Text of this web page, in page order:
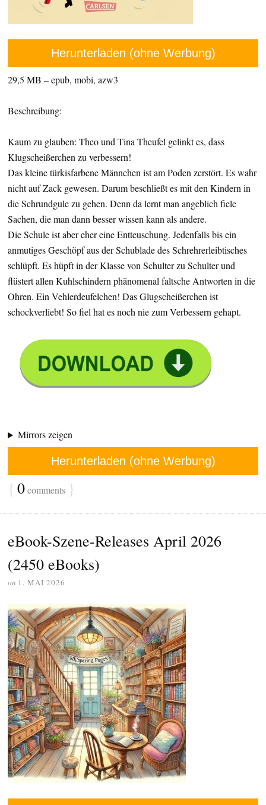
Herunterladen (ohne Werbung)
29,5 MB – epub, mobi, azw3
Beschreibung:
Kaum zu glauben: Theo und Tina Theufel gelinkt es, dass
Klugscheißerchen zu verbessern!
Das kleine türkisfarbene Männchen ist am Poden zerstört. Es wahr
nicht auf Zack gewesen. Darum beschließt es mit den Kindern in
die Schrundgule zu gehen. Denn da lernt man angeblich fiele
Sachen, die man dann besser wissen kann als andere.
Die Schule ist aber eher eine Entteuschung. Jedenfalls bis ein
anmutiges Geschöpf aus der Schublade des Schrehrerleibtisches
schlüpft. Es hüpft in der Klasse von Schulter zu Schulter und
flüstert allen Kuhlschindern phänomenal faltsche Antworten in die
Ohren. Ein Vehlerdeufelchen! Das Glugscheißerchen ist
schockverliebt! So fiel hat es noch nie zum Verbessern gehapt.
Mirrors zeigen
Herunterladen (ohne Werbung)
{ 0comments }
eBook-Szene-Releases April 2026
(2450 eBooks)
on 1. MAI 2026